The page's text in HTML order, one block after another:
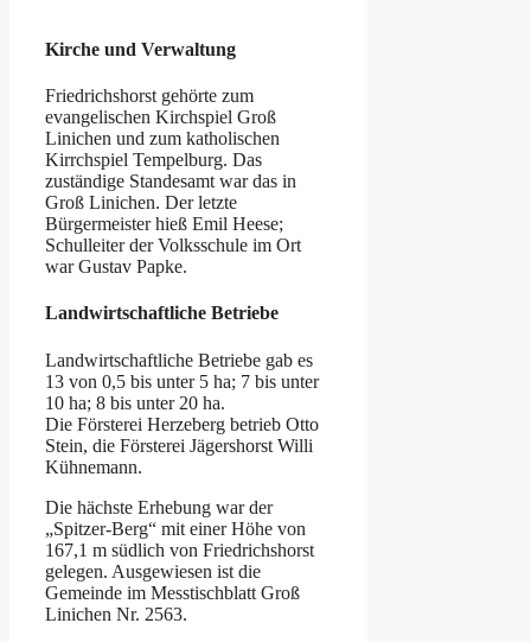
Kirche und Verwaltung
Friedrichshorst gehörte zum
evangelischen Kirchspiel Groß
Linichen und zum katholischen
Kirrchspiel Tempelburg. Das
zuständige Standesamt war das in
Groß Linichen. Der letzte
Bürgermeister hieß Emil Heese;
Schulleiter der Volksschule im Ort
war Gustav Papke.
Landwirtschaftliche Betriebe
Landwirtschaftliche Betriebe gab es
13 von 0,5 bis unter 5 ha; 7 bis unter
10 ha; 8 bis unter 20 ha.
Die Försterei Herzeberg betrieb Otto
Stein, die Försterei Jägershorst Willi
Kühnemann.
Die hächste Erhebung war der
„Spitzer-Berg“ mit einer Höhe von
167,1 m südlich von Friedrichshorst
gelegen. Ausgewiesen ist die
Gemeinde im Messtischblatt Groß
Linichen Nr. 2563.